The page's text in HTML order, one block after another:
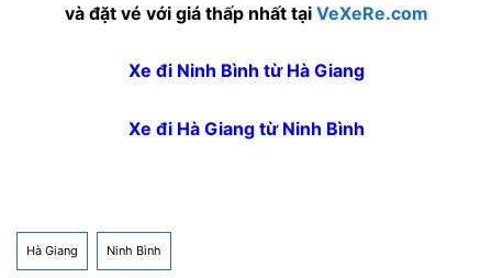
và đặt vé với giá thấp nhất tại VeXeRe.com
Xe đi Ninh Bình từ Hà Giang
Xe đi Hà Giang từ Ninh Bình
Hà Giang Ninh Bình